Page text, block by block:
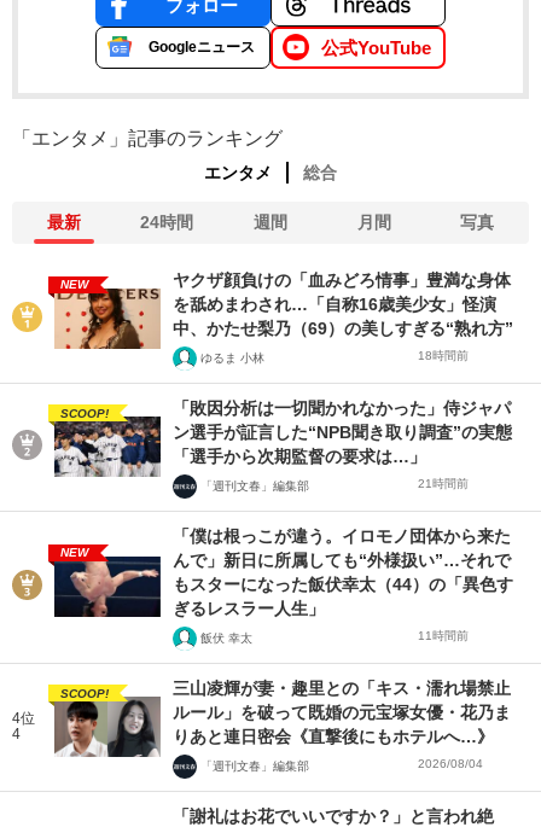
フォロー
Googleニュース 公式YouTube
「エンタメ」記事のランキング
エンタメ 総合
最新 24時間 週間 月間 写真
NEW
ヤクザ顔負けの「血みどろ情事」豊満な身体
を舐めまわされ…「自称16歳美少女」怪演
中、かたせ梨乃（69）の美しすぎる“熟れ方”
ゆるま 小林 18時間前
SCOOP!
「敗因分析は一切聞かれなかった」侍ジャパ
ン選手が証言した“NPB聞き取り調査”の実態
「選手から次期監督の要求は…」
「週刊文春」編集部 21時間前
NEW
「僕は根っこが違う。イロモノ団体から来た
んで」新日に所属しても“外様扱い”…それで
もスターになった飯伏幸太（44）の「異色す
ぎるレスラー人生」
飯伏 幸太 11時間前
4位
4
SCOOP!
三山凌輝が妻・趣里との「キス・濡れ場禁止
ルール」を破って既婚の元宝塚女優・花乃ま
りあと連日密会《直撃後にもホテルへ…》
「週刊文春」編集部 2026/08/04
「謝礼はお花でいいですか？」と言われ絶